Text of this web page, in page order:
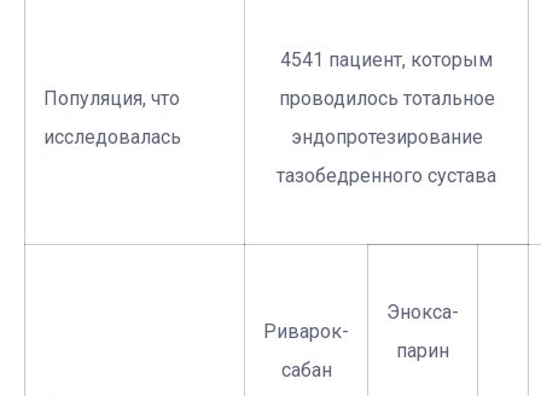
Популяция, что
исследовалась
4541 пациент, которым
проводилось тотальное
эндопротезирование
тазобедренного сустава
Риварок-
сабан
Энокса-
парин